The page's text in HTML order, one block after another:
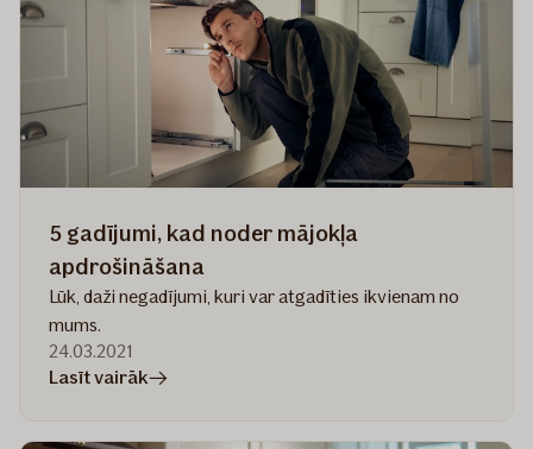
5 gadījumi, kad noder mājokļa
apdrošināšana
Lūk, daži negadījumi, kuri var atgadīties ikvienam no
mums.
24.03.2021
Lasīt vairākrakstā